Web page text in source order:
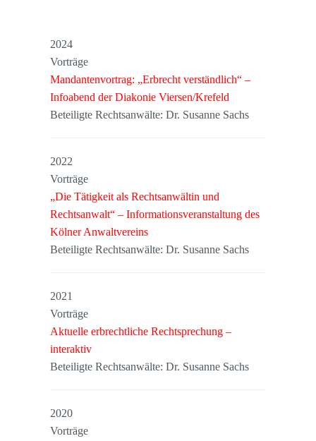
2024
Vorträge
Mandantenvortrag: „Erbrecht verständlich“ –
Infoabend der Diakonie Viersen/Krefeld
Beteiligte Rechtsanwälte: Dr. Susanne Sachs
2022
Vorträge
„Die Tätigkeit als Rechtsanwältin und
Rechtsanwalt“ – Informationsveranstaltung des
Kölner Anwaltvereins
Beteiligte Rechtsanwälte: Dr. Susanne Sachs
2021
Vorträge
Aktuelle erbrechtliche Rechtsprechung –
interaktiv
Beteiligte Rechtsanwälte: Dr. Susanne Sachs
2020
Vorträge